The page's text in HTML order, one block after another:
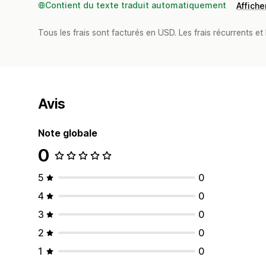
Contient du texte traduit automatiquement
Tous les frais sont facturés en USD. Les frais récurrents
Avis
Note globale
0
5
0
4
0
3
0
2
0
1
0